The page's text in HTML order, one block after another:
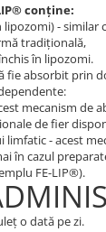
conține:
- similar
tradițională,
în lipozomi.
fie absorbit prin
mecanism de
de fier
- acest
în cazul
FE-LIP®).
o dată pe zi.